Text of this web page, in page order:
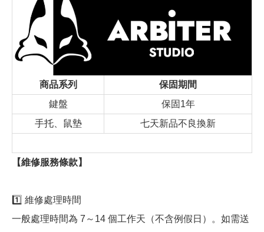
商品系列
保固期間
鍵盤
保固1年
手托、鼠墊
七天新品不良換新
【維修服務條款】
1️⃣ 維修處理時間
一般處理時間為 7～14 個工作天（不含例假日）。如需送